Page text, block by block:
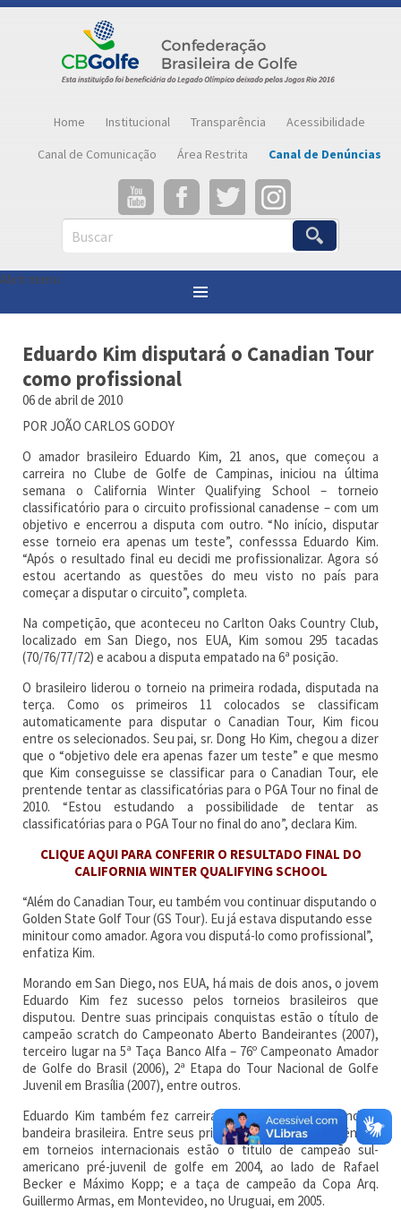
Home Institucional Transparência
Acessibilidade
Canal de Comunicação
Área Restrita Canal de Denúncias
Buscar
Abrir menu
Você está aqui: Notícias
Eduardo Kim disputará o Canadian Tour como profissional
Eduardo Kim disputará o Canadian Tour
como profissional
06 de abril de 2010
POR JOÃO CARLOS GODOY
O amador brasileiro Eduardo Kim, 21 anos, que começou a
carreira no Clube de Golfe de Campinas, iniciou na última
semana o California Winter Qualifying School – torneio
classificatório para o circuito profissional canadense – com um
objetivo e encerrou a disputa com outro. “No início, disputar
esse torneio era apenas um teste”, confesssa Eduardo Kim.
“Após o resultado final eu decidi me profissionalizar. Agora só
estou acertando as questões do meu visto no país para
começar a disputar o circuito”, completa.
Na competição, que aconteceu no Carlton Oaks Country Club,
localizado em San Diego, nos EUA, Kim somou 295 tacadas
(70/76/77/72) e acabou a disputa empatado na 6ª posição.
O brasileiro liderou o torneio na primeira rodada, disputada na
terça. Como os primeiros 11 colocados se classificam
automaticamente para disputar o Canadian Tour, Kim ficou
entre os selecionados. Seu pai, sr. Dong Ho Kim, chegou a dizer
que o “objetivo dele era apenas fazer um teste” e que mesmo
que Kim conseguisse se classificar para o Canadian Tour, ele
prentende tentar as classificatórias para o PGA Tour no final de
2010. “Estou estudando a possibilidade de tentar as
classificatórias para o PGA Tour no final do ano”, declara Kim.
CLIQUE AQUI PARA CONFERIR O RESULTADO FINAL DO
CALIFORNIA WINTER QUALIFYING SCHOOL
“Além do Canadian Tour, eu também vou continuar disputando o
Golden State Golf Tour (GS Tour). Eu já estava disputando esse
minitour como amador. Agora vou disputá-lo como profissional”,
enfatiza Kim.
Morando em San Diego, nos EUA, há mais de dois anos, o jovem
Eduardo Kim fez sucesso pelos torneios brasileiros que
disputou. Dentre suas principais conquistas estão o título de
campeão scratch do Campeonato Aberto Bandeirantes (2007),
terceiro lugar na 5ª Taça Banco Alfa – 76º Campeonato Amador
de Golfe do Brasil (2006), 2ª Etapa do Tour Nacional de Golfe
Juvenil em Brasília (2007), entre outros.
Eduardo Kim também fez carreira como amador carregando a
bandeira brasileira. Entre seus principais títulos e experiências
em torneios internacionais estão o título de campeão sul-
americano pré-juvenil de golfe em 2004, ao lado de Rafael
Becker e Máximo Kopp; e a taça de campeão da Copa Arq.
Guillermo Armas, em Montevideo, no Uruguai, em 2005.